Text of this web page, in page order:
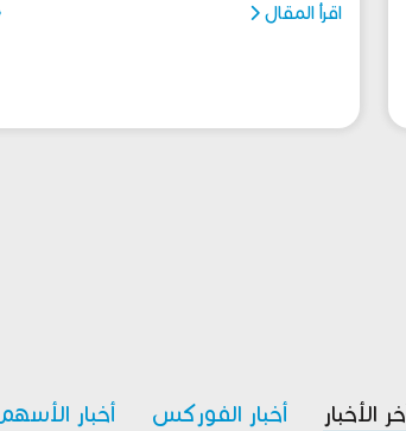
اقرأ المقال
الأخبار أخبار الفوركس أخبار الأسهم